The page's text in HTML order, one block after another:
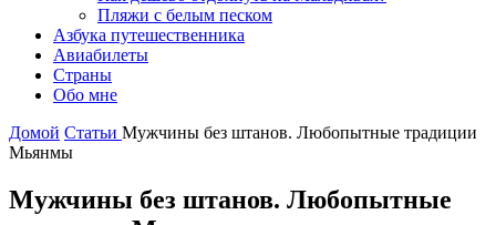
Пляжи с белым песком
Азбука путешественника
Авиабилеты
Страны
Обо мне
Домой Статьи Мужчины без штанов. Любопытные традиции
Мьянмы
Мужчины без штанов. Любопытные